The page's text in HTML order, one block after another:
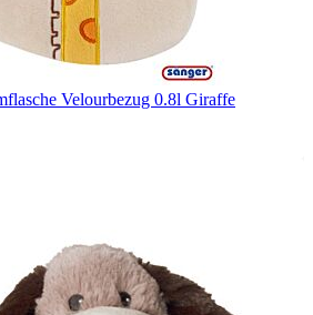
Velourbezug 0.8l Giraffe